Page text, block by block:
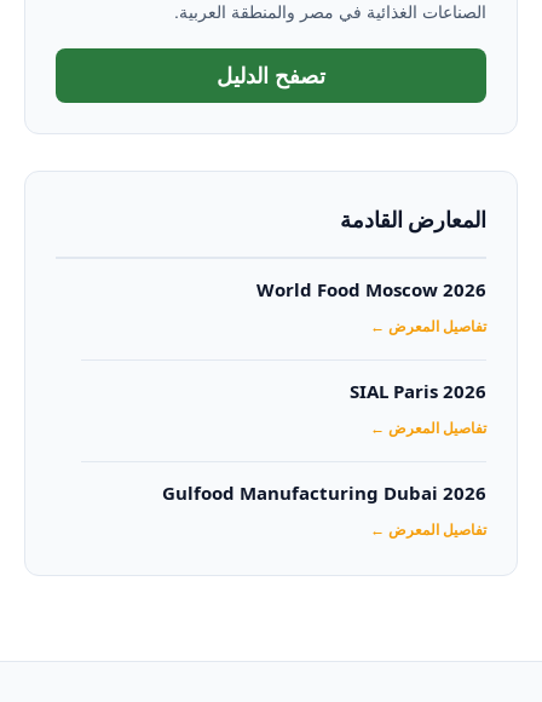
الصناعات الغذائية في مصر والمنطقة العربية.
تصفح الدليل
المعارض القادمة
World Food Moscow 2026
تفاصيل المعرض ←
SIAL Paris 2026
تفاصيل المعرض ←
Gulfood Manufacturing Dubai 2026‏
تفاصيل المعرض ←